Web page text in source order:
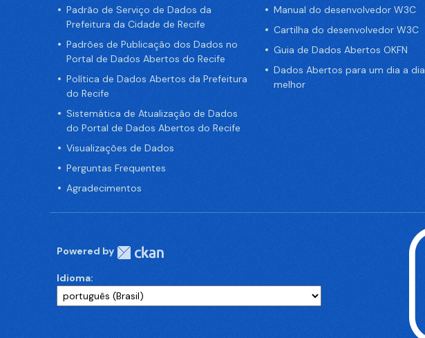
Padrão de Serviço de Dados da
Prefeitura da Cidade de Recife
Padrões de Publicação dos Dados no
Portal de Dados Abertos do Recife
Política de Dados Abertos da Prefeitura
do Recife
Sistemática de Atualização de Dados
do Portal de Dados Abertos do Recife
Visualizações de Dados
Perguntas Frequentes
Agradecimentos
Manual do desenvolvedor W3C
Cartilha do desenvolvedor W3C
Guia de Dados Abertos OKFN
Dados Abertos para um dia a dia
melhor
Powered by
Idioma